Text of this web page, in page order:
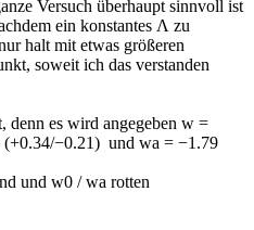
Versuch überhaupt sinnvoll ist
ein konstantes Λ zu
halt mit etwas größeren
soweit ich das verstanden
denn es wird angegeben w =
−0.21) und wa = −1.79
und w0 / wa rotten